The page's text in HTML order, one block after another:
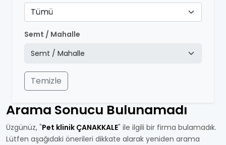
Tümü
Semt / Mahalle
Temizle
Arama Sonucu Bulunamadı
Üzgünüz, "Pet klinik ÇANAKKALE" ile ilgili bir firma bulamadık.
Lütfen aşağıdaki önerileri dikkate alarak yeniden arama